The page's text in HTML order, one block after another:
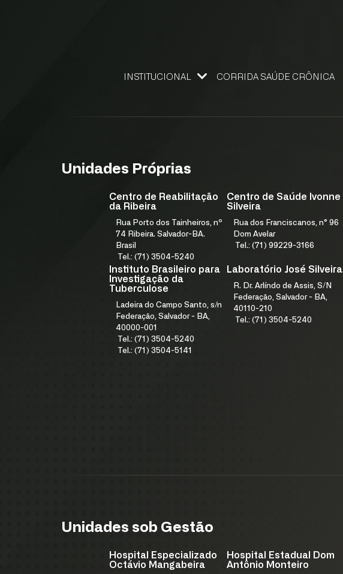
INSTITUCIONAL CORRIDA SAÚDE CRÔNICA
Unidades Próprias
Centro de Reabilitação
da Ribeira
Rua Porto dos Tainheiros, nº
74 Ribeira. Salvador-BA.
Brasil
Tel.: (71) 3504-5240
Centro de Saúde Ivonne
Silveira
Rua dos Franciscanos, n° 96
Dom Avelar
Tel.: (71) 99229-3166
Instituto Brasileiro para
Investigação da
Tuberculose
Ladeira do Campo Santo, s/n
Federação, Salvador - BA,
40000-001
Tel.: (71) 3504-5240
Tel.: (71) 3504-5141
Laboratório José Silveira
R. Dr. Arlíndo de Assis, S/N
Federação, Salvador - BA,
40110-210
Tel.: (71) 3504-5240
Unidades sob Gestão
Hospital Especializado
Octávio Mangabeira
Hospital Estadual Dom
Antônio Monteiro